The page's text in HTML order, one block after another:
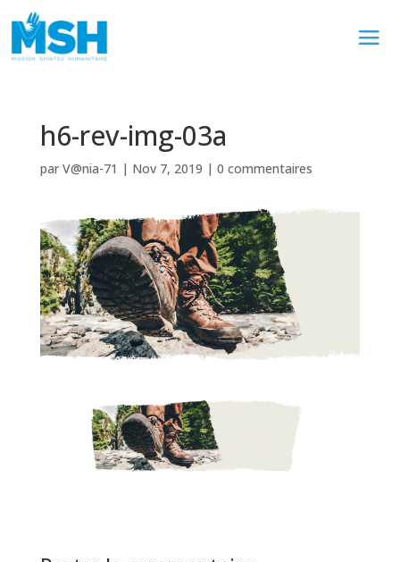
h6-rev-img-03a
par V@nia-71 | Nov 7, 2019 | 0 commentaires